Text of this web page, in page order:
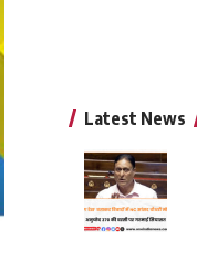
Latest News